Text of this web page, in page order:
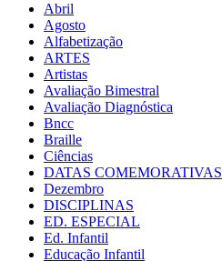
Abril
Agosto
Alfabetização
ARTES
Artistas
Avaliação Bimestral
Avaliação Diagnóstica
Bncc
Braille
Ciências
DATAS COMEMORATIVAS
Dezembro
DISCIPLINAS
ED. ESPECIAL
Ed. Infantil
Educação Infantil